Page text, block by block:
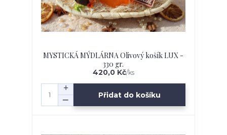
MYSTICKÁ MÝDLÁRNA Olivový košík LUX -
330 gr.
420,0 Kč/ks
Přidat do košíku